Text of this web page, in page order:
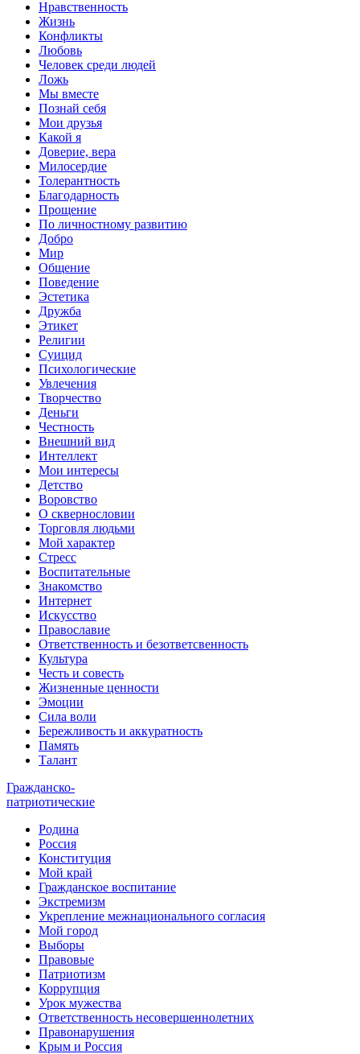
Нравственность
Жизнь
Конфликты
Любовь
Человек среди людей
Ложь
Мы вместе
Познай себя
Мои друзья
Какой я
Доверие, вера
Милосердие
Толерантность
Благодарность
Прощение
По личностному развитию
Добро
Мир
Общение
Поведение
Эстетика
Дружба
Этикет
Религии
Суицид
Психологические
Увлечения
Творчество
Деньги
Честность
Внешний вид
Интеллект
Мои интересы
Детство
Воровство
О сквернословии
Торговля людьми
Мой характер
Стресс
Воспитательные
Знакомство
Интернет
Искусство
Православие
Ответственность и безответсвенность
Культура
Честь и совесть
Жизненные ценности
Эмоции
Сила воли
Бережливость и аккуратность
Память
Талант
Гражданско-
патриотические
Родина
Россия
Конституция
Мой край
Гражданское воспитание
Экстремизм
Укрепление межнационального согласия
Мой город
Выборы
Правовые
Патриотизм
Коррупция
Урок мужества
Ответственность несовершеннолетних
Правонарушения
Крым и Россия